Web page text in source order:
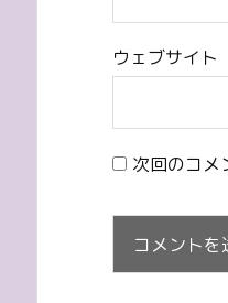
ウェブサイト
次回のコメ